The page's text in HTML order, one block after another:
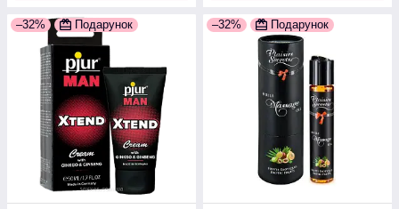
–32% Подарунок –32% Подарунок